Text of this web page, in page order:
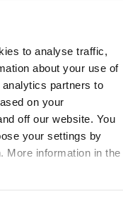
to analyse traffic,
about your use of
partners to
on your
off our website. You
your settings by
More information in the
el MARCO o el
anteriormente y
para intentar
la gran afluencia
resultar